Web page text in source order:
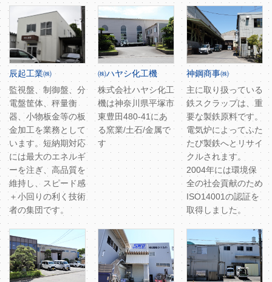
辰起工業㈱
監視盤、制御盤、分
電盤筐体、秤量衡
器、小物板金等の板
金加工を業務として
います。短納期対応
には最大のエネルギ
ーを注ぎ、高品質を
維持し、スピード感
＋小回りの利く技術
者の集団です。
㈱ハヤシ化工機
株式会社ハヤシ化工
機は神奈川県平塚市
東豊田480-41にあ
る窯業/土石/金属で
す
神鋼商事㈱
主に取り扱っている
鉄スクラップは、重
要な製鉄原料です。
電気炉によってふた
たび製鉄へとリサイ
クルされます。
2004年には環境保
全の社会貢献のため
ISO14001の認証を
取得しました。